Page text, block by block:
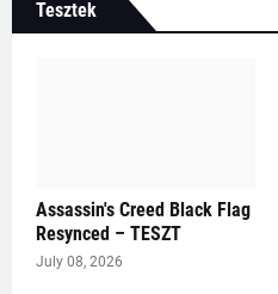
Tesztek
Assassin's Creed Black Flag
Resynced – TESZT
July 08, 2026